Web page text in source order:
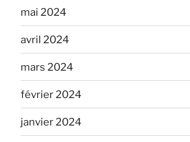
mai 2024
avril 2024
mars 2024
février 2024
janvier 2024